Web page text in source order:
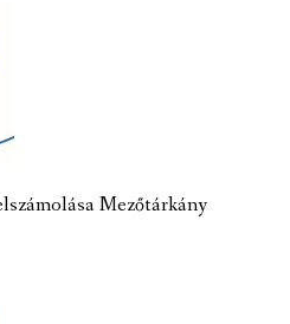
Mezőtárkány